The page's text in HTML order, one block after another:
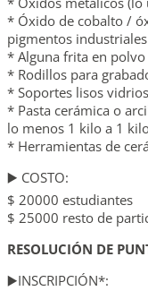
* Óxido de cobalto /
pigmentos
* Alguna frita en
* Rodillos para
* Soportes lisos
* Pasta cerámica o
lo menos 1 kilo a 1
* Herramientas de
▶️ COSTO:
$ 20000 estudiantes
$ 25000 resto de
RESOLUCIÓN DE
▶️INSCRIPCIÓN*: